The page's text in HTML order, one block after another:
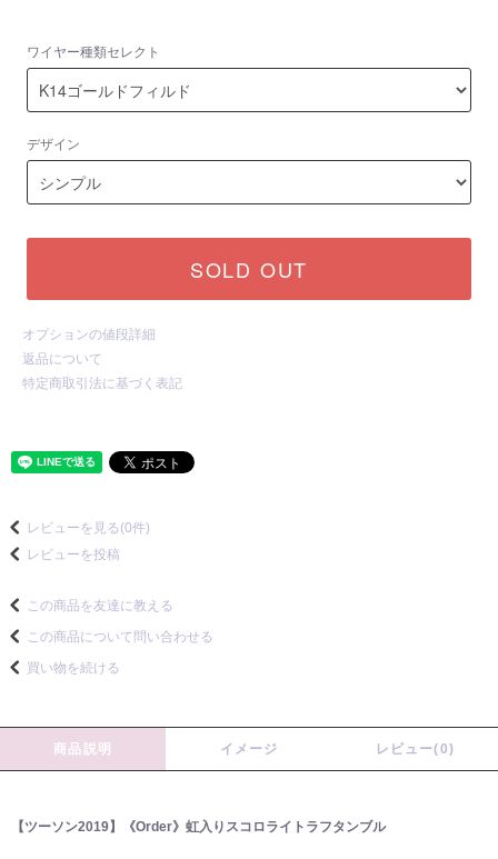
ワイヤー種類セレクト
デザイン
SOLD OUT
オプションの値段詳細
返品について
特定商取引法に基づく表記
レビューを見る(0件)
レビューを投稿
この商品を友達に教える
この商品について問い合わせる
買い物を続ける
商品説明 イメージ レビュー(0)
【ツーソン2019】《Order》虹入りスコロライトラフタンブル